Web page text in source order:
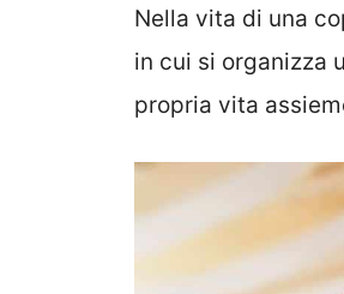
Nella vita di una
in cui si organizza
propria vita